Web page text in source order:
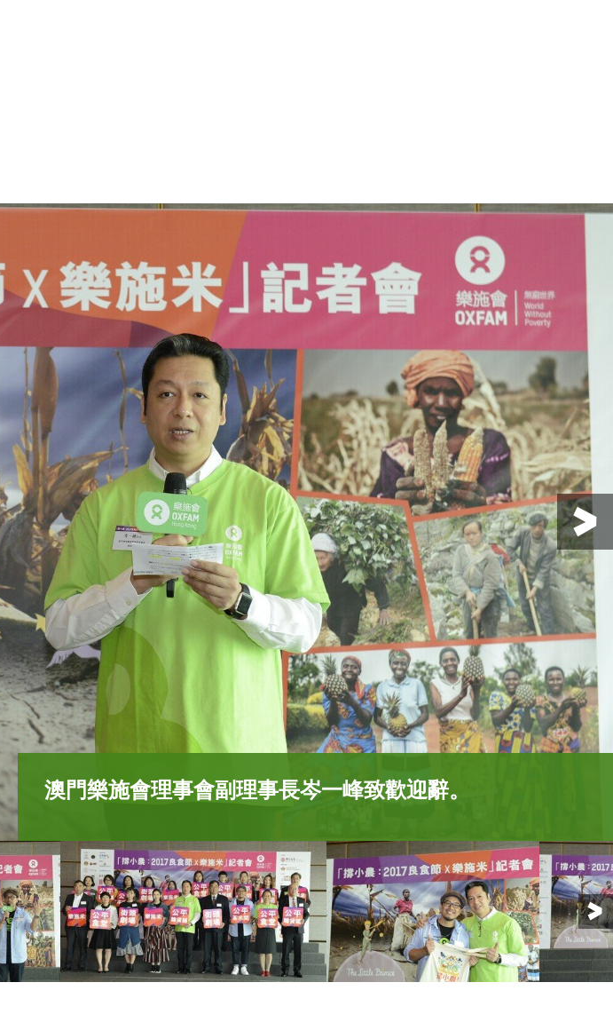
澳門樂施會理事會副理事長岑一峰致歡迎辭。
樂施會合作夥伴零距離合作社將「食物忘記了？」街頭劇
場帶到記者會上，呈現公平貿易如何改善小農戶的生計。
（右起）樂施大使暨澳門演藝人協會會長徐智勇（小
肥）、澳門選美連盟理事長伍家怡（Cherry）、澳門演
藝人協會常務理事蘇俏慧（Kayaku）分享了他們探訪國
內小農戶的經歷，帶出對「撐小農」行動的反思，並呼籲
於5月27日至八月期間，購買樂施米，並參與不同活動支
持公平貿易，長遠幫助小農脫貧。
（前排右起）樂施米首席贊助中國銀行澳門分行義工協會
會長陳榮達先生、樂施會總裁梁詠雩、樂施大使暨澳門演
藝人協會會長徐智勇（小肥）、中央人民政府駐澳門特別
行政區聯絡辦公室協調部副部長卞濤、澳門樂施會理事會
副理事長岑一峰、澳門選美連盟理事長伍家怡
（Cherry）、澳門演藝人協會常務理事蘇俏慧
（Kayaku）、港澳兩地贊助英皇娛樂酒店人力資源及培
訓總監鄭賽女、支持機構澳門旅遊塔會展娛樂中心行政經
理林柱光、（後排右五）「撐小農：2017良食節X樂施
米」贊助Bio Signature行政經理陳倩樺，以及一眾贊
助及嘉賓一同主持澳門「撐小農：2017良食節x樂施米」
啟動儀式，向公眾展示「撐小農」的多種途徑，包括：購
買樂施米、支持23間公平食堂、參與街頭劇場、光顧公平
雜貨舖、企業選購公平貿易為食盒，為同事締造公平茶水
間等。
（右起）澳門樂施會理事會副理事長岑一峰和樂施大使暨
澳門演藝人協會會長徐智勇（小肥）手持撐小農公平貿易
布袋合照，呼籲公眾購買樂施米和公平貿易產品，一同
「撐小農」。
樂施會總裁梁詠雩分享她去年在澳門義賣樂施米的經驗，
體會到澳門市民的熱情和滿滿的人情味，希望澳門市民繼
續支持「撐小農：2017良食節X樂施米」一系列活動。
（從左到右）港澳兩地贊助英皇娛樂酒店人力資源及培訓
總監鄭賽女、澳門演藝人協會常務理事蘇俏慧
（Kayaku）、澳門選美連盟理事長伍家怡
（Cherry）、樂施米首席贊助中國銀行澳門分行義工協
會會長陳榮達、中央人民政府駐澳門特別行政區聯絡辦公
室協調部副處長級助理胡曉龍、澳門樂施會理事會副理事
長岑一峰、中央人民政府駐澳門特別行政區聯絡辦公室協
調部副部長卞濤、樂施大使暨澳門演藝人協會會長徐智勇
（小肥）、樂施會總裁梁詠雩、樂施米物流贊助大昌行澳
門物流倉儲發展有限公司助理經理龔志鵬、支持機構澳門
旅遊塔會展娛樂中心行政經理林柱光、（後排左四）「撐
小農：2017良食節X樂施米」贊助Bio Signature行政
經理陳倩樺，與一眾贊助及嘉賓攜手呼籲公眾支持「撐小
農：2017良食節x樂施米」籌款及教育活動，幫助仍在貧
窮中掙扎的小農戶，改善生活，長遠脫貧。